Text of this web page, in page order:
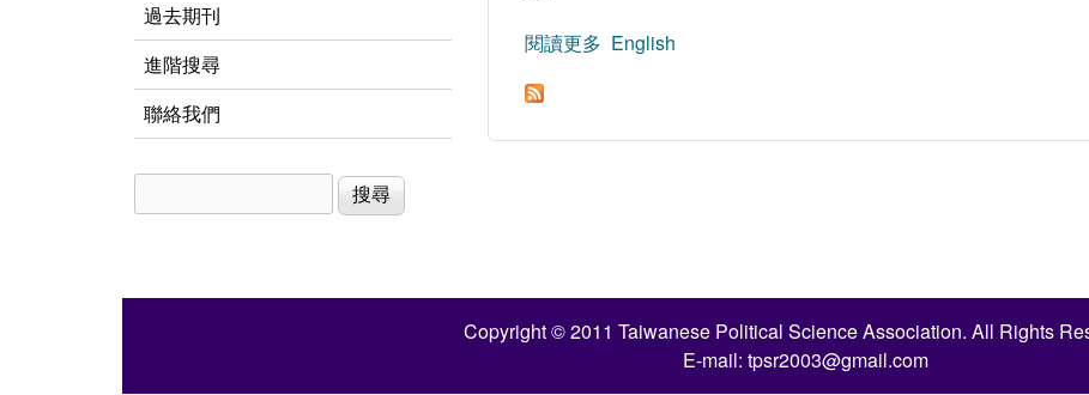
閱讀更多 關於2008 年立委選舉候選人票之分析：選民個體與選區總
English
過去期刊
進階搜尋
聯絡我們
搜尋表單
Copyright © 2011 Taiwanese Political Science Association. All Rights
E-mail: tpsr2003@gmail.com